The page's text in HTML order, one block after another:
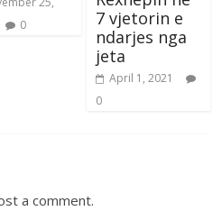
0
7 vjetorin e
ndarjes nga
jeta
April 1, 2021
0
a comment.